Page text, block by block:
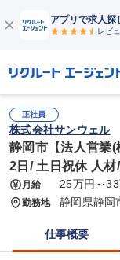
アプリで求人探
レビ
正社員
株式会社サンウェル
静岡市【法人営業
2日/ 土日祝休 人
月給 25万円～33
勤務地 静岡県静岡
仕事概要